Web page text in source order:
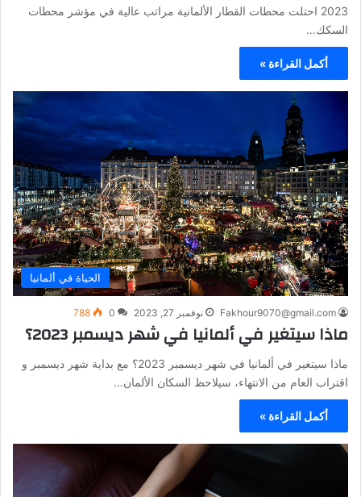
2023 احتلت محطات القطار الألمانية مراتب عالية في مؤشر محطات
السكك…
أكمل القراءة »
الحياة في ألمانيا
Fakhour9070@gmail.com نوفمبر 27, 2023 0
788
ماذا سيتغير في ألمانيا في شهر ديسمبر 2023؟
ماذا سيتغير في ألمانيا في شهر ديسمبر 2023؟ مع بداية شهر ديسمبر و
اقتراب العام من الانتهاء، سيلاحظ السكان الألمان…
أكمل القراءة »